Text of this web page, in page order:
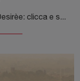
Tavolino Kara con top in marmo di Desirèe: clicca e scopri di più sui Complementi e tavolini moderni in marmo del rinomato brand!